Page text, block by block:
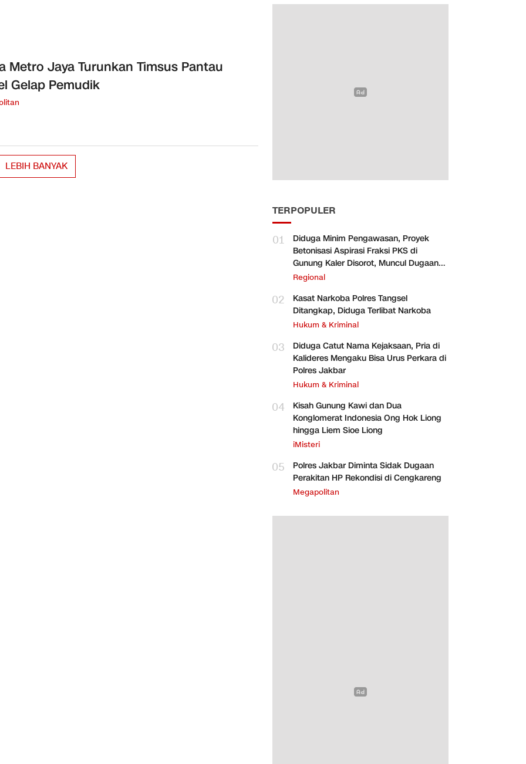
Metro Jaya Turunkan Timsus Pantau
Gelap Pemudik
LEBIH BANYAK
TERPOPULER
01
Diduga Minim Pengawasan, Proyek
Betonisasi Aspirasi Fraksi PKS di
Gunung Kaler Disorot, Muncul Dugaan
Pengurangan Volume
Regional
02
Kasat Narkoba Polres Tangsel
Ditangkap, Diduga Terlibat Narkoba
Hukum & Kriminal
03
Diduga Catut Nama Kejaksaan, Pria di
Kalideres Mengaku Bisa Urus Perkara di
Polres Jakbar
Hukum & Kriminal
04
Kisah Gunung Kawi dan Dua
Konglomerat Indonesia Ong Hok Liong
hingga Liem Sioe Liong
iMisteri
05
Polres Jakbar Diminta Sidak Dugaan
Perakitan HP Rekondisi di Cengkareng
Megapolitan